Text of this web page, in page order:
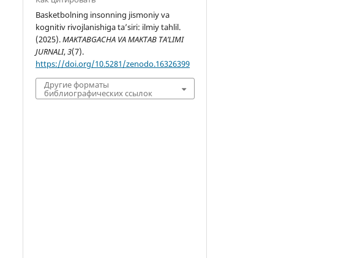
Basketbolning insonning jismoniy va
kognitiv rivojlanishiga ta’siri: ilmiy tahlil.
(2025).MAKTABGACHA VA MAKTAB TA’LIMI
JURNALI,3(7).
https://doi.org/10.5281/zenodo.16326399
Другие форматы
библиографических ссылок